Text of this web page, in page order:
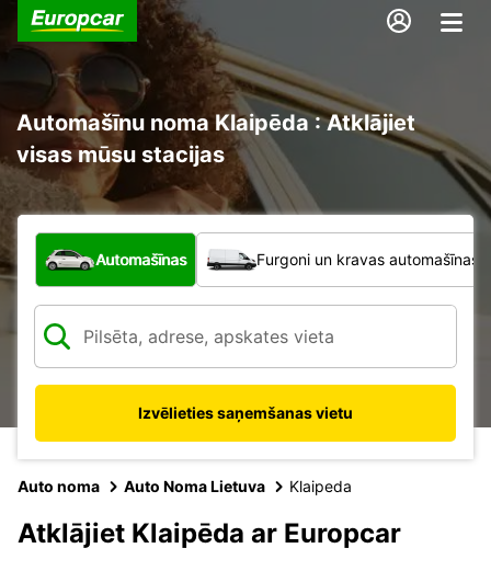
Automašīnu noma Klaipēda : Atklājiet
visas mūsu stacijas
Kāda veida transportlīdzeklis?
Automašīnas Furgoni un kravas automašīnas
Izvēlieties saņemšanas vietu
Auto noma Auto Noma Lietuva Klaipeda
Atklājiet Klaipēda ar Europcar